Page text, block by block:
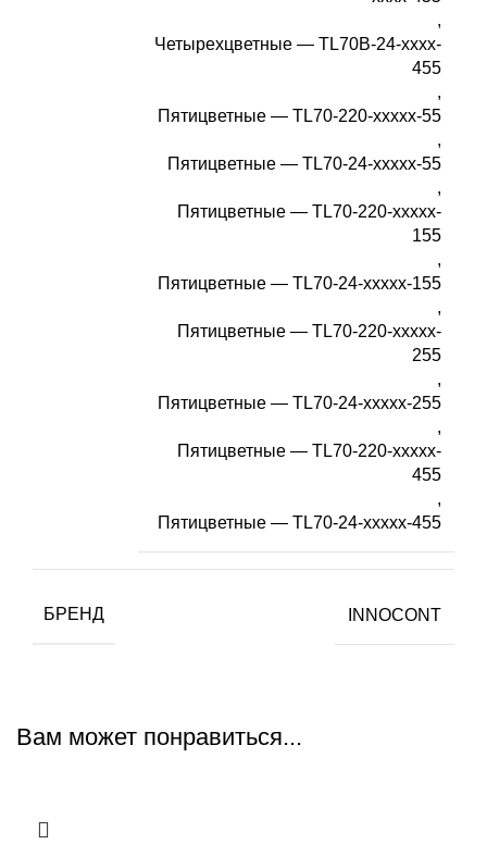
,
Четырехцветные — TL70B-24-xxxx-
455
,
Пятицветные — TL70-220-xxxxx-55
,
Пятицветные — TL70-24-xxxxx-55
,
Пятицветные — TL70-220-xxxxx-
155
,
Пятицветные — TL70-24-xxxxx-155
,
Пятицветные — TL70-220-xxxxx-
255
,
Пятицветные — TL70-24-xxxxx-255
,
Пятицветные — TL70-220-xxxxx-
455
,
Пятицветные — TL70-24-xxxxx-455
БРЕНД INNOCONT
Вам может понравиться...